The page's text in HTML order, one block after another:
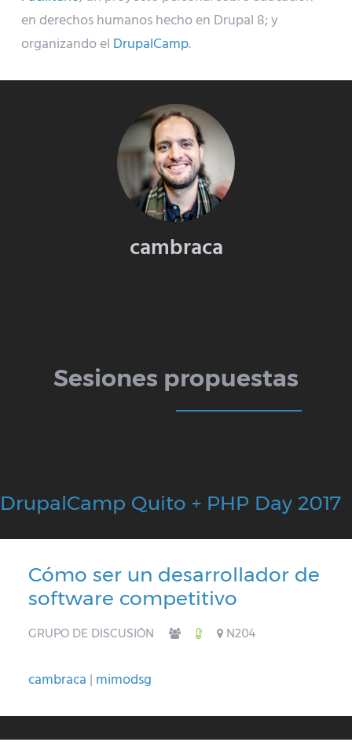
en derechos humanos hecho en Drupal 8; y
organizando el DrupalCamp.
cambraca
Sesiones propuestas
DrupalCamp Quito + PHP Day 2017
Cómo ser un desarrollador de
software competitivo
GRUPO DE DISCUSIÓN N204
cambraca mimodsg